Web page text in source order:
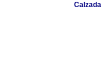
Calzada